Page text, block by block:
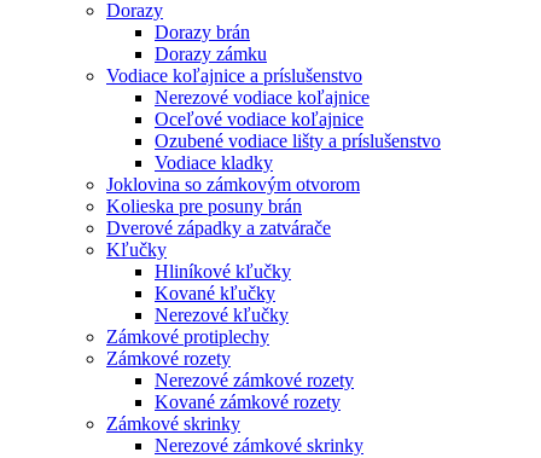
Dorazy
Dorazy brán
Dorazy zámku
Vodiace koľajnice a príslušenstvo
Nerezové vodiace koľajnice
Oceľové vodiace koľajnice
Ozubené vodiace lišty a príslušenstvo
Vodiace kladky
Joklovina so zámkovým otvorom
Kolieska pre posuny brán
Dverové západky a zatvárače
Kľučky
Hliníkové kľučky
Kované kľučky
Nerezové kľučky
Zámkové protiplechy
Zámkové rozety
Nerezové zámkové rozety
Kované zámkové rozety
Zámkové skrinky
Nerezové zámkové skrinky